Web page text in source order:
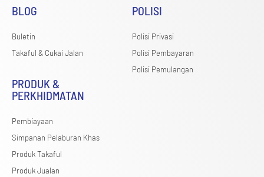
BLOG
Buletin
Takaful & Cukai Jalan
POLISI
Polisi Privasi
Polisi Pembayaran
Polisi Pemulangan
PRODUK &
PERKHIDMATAN
Pembiayaan
Simpanan Pelaburan Khas
Produk Takaful
Produk Jualan